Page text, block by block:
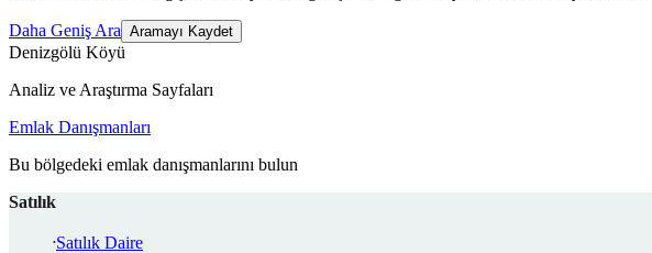
Daha Geniş Ara Aramayı Kaydet
Denizgölü Köyü
Analiz ve Araştırma Sayfaları
Emlak Danışmanları
Bu bölgedeki emlak danışmanlarını bulun
Satılık
Satılık Daire